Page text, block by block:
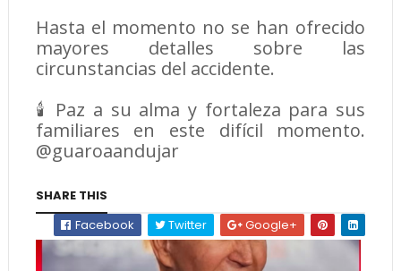
Hasta el momento no se han ofrecido
mayores detalles sobre las
circunstancias del accidente.
🕯️ Paz a su alma y fortaleza para sus
familiares en este difícil momento.
@guaroaandujar
SHARE THIS
Facebook
Twitter Google+